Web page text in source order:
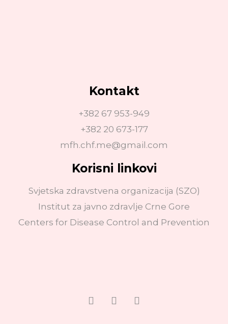
Kontakt
+382 67 953-949
+382 20 673-177
mfh.chf.me@gmail.com
Korisni linkovi
Svjetska zdravstvena organizacija (SZO)
Institut za javno zdravlje Crne Gore
Centers for Disease Control and Prevention